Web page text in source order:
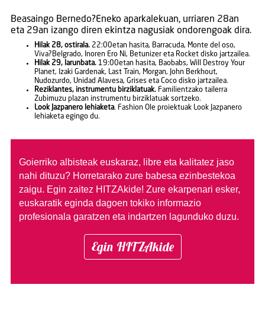
Beasaingo Bernedo?Eneko aparkalekuan, urriaren 28an
eta 29an izango diren ekintza nagusiak ondorengoak dira.
Hilak 28, ostirala.22:00etan hasita, Barracuda, Monte del oso,
Viva?Belgrado, Inoren Ero Ni, Betunizer eta Rocket disko jartzailea.
Hilak 29, larunbata.19:00etan hasita, Baobabs, Will Destroy Your
Planet, Izaki Gardenak, Last Train, Morgan, John Berkhout,
Nudozurdo, Unidad Alavesa, Grises eta Coco disko jartzailea.
Reziklantes, instrumentu birziklatuak.Familientzako tailerra
Zubimuzu plazan instrumentu birziklatuak sortzeko.
Look Jazpanero lehiaketa. Fashion Ole proiektuak Look Jazpanero
lehiaketa egingo du.
Goierriko albisteak euskaraz, libre eta kalitatez jaso
nahi dituzu? Horretarako zure babesa ezinbestekoa
zaigu. Egin zaitez HITZAkide! Zure ekarpenari esker,
euskaratik eginda dagoen tokiko informazio
profesionala garatzen eta indartzen lagunduko duzu.
Egin HITZAkide